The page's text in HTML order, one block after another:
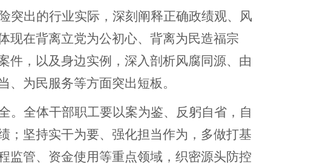
突出的行业实际，深刻阐释正确政绩观、风
现在背离立党为公初心、背离为民造福宗
件，以及身边实例，深入剖析风腐同源、由
为民服务等方面突出短板。
。全体干部职工要以案为鉴、反躬自省，自
；坚持实干为要、强化担当作为，多做打基
监管、资金使用等重点领域，织密源头防控